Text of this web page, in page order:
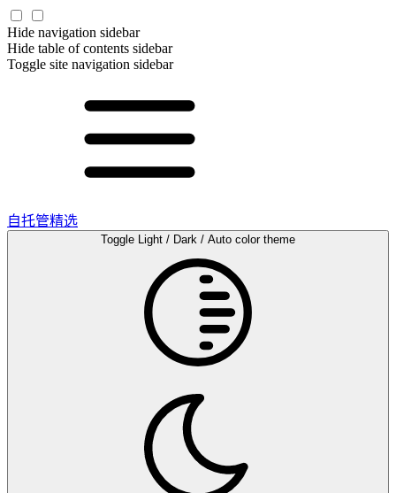
Hide navigation sidebar
Hide table of contents sidebar
Toggle site navigation sidebar
自托管精选
Toggle Light / Dark / Auto color theme